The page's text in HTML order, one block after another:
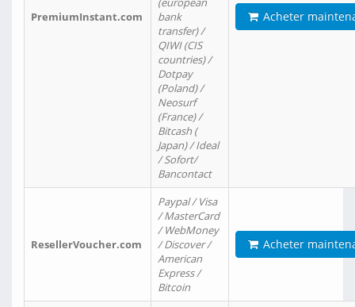
PremiumInstant.com
bank
transfer) /
QIWI (CIS
countries) /
Dotpay
(Poland) /
Neosurf
(France) /
Bitcash (
Japan) / Ideal
/ Sofort/
Bancontact
Acheter
ResellerVoucher.com
Paypal / Visa
/ MasterCard
/ WebMoney
/ Discover /
American
Express /
Bitcoin
Acheter